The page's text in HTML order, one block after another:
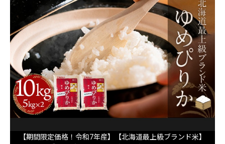
【期間限定価格！令和7年産】【北海道最上級ブランド米】